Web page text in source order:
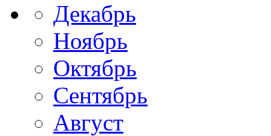
Декабрь
Ноябрь
Октябрь
Сентябрь
Август